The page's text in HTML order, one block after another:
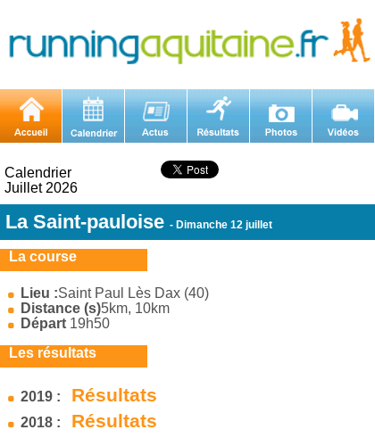
Calendrier
Juillet 2026
La Saint-pauloise - Dimanche 12 juillet
La course
Lieu :Saint Paul Lès Dax (40)
Distance (s)5km, 10km
Départ 19h50
Les résultats
2019 : Résultats
2018 :
Résultats